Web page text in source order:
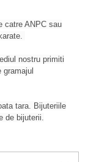
catre ANPC sau
nostru primiti
tara. Bijuteriile
de bijuterii.